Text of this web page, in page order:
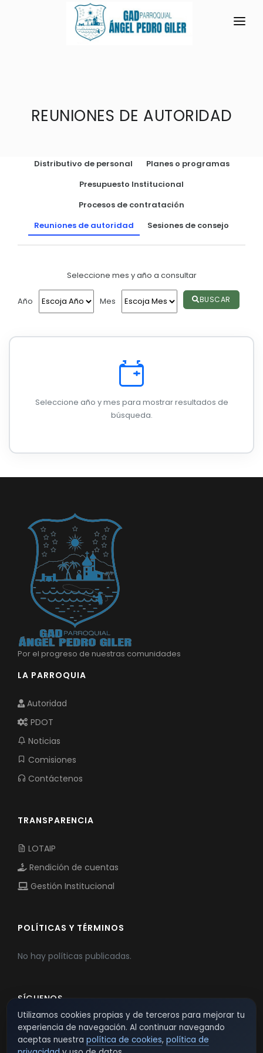
RESEÑA HISTÓRICA
Ubicación y Límites
Clima
GAD
GESTIÓN Y PRESUPUESTO
GESTIÓN INSTITUCIONAL
Sesiones Extraordinarias
Convocatorias
GESTIÓN ADMINISTRATIVA
Plan Operativo Anual - POA
Convenios Institucionales
PRESUPUESTO: EJECUCIÓN Y REPORTES
Procesos de contratación
Ejecución Presupuestaria
MECANISMOS DE PARTICIPACIÓN
CIUDADANÍA ACTIVA
REUNIONES DE AUTORIDAD
Distributivo de personal
Planes o programas
Presupuesto Institucional
Procesos de contratación
Reuniones de autoridad
Sesiones de consejo
Seleccione mes y año a consultar
Año Mes BUSCAR
Seleccione año y mes para mostrar resultados de
búsqueda.
Por el progreso de nuestras comunidades
LA PARROQUIA
Autoridad
PDOT
Noticias
Comisiones
Contáctenos
TRANSPARENCIA
LOTAIP
Rendición de cuentas
Gestión Institucional
POLÍTICAS Y TÉRMINOS
No hay políticas publicadas.
SÍGUENOS
Utilizamos cookies propias y de terceros para mejorar tu
experiencia de navegación. Al continuar navegando
aceptas nuestra política de cookies, política de